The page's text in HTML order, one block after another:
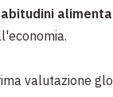
valutazione